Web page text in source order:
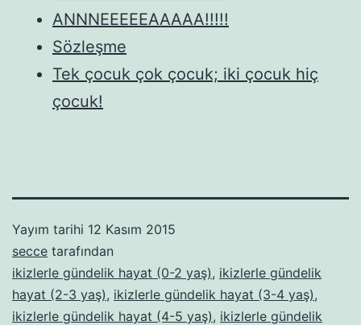
ANNNEEEEEAAAAA!!!!!
Sözleşme
Tek çocuk çok çocuk; iki çocuk hiç
çocuk!
Yayım tarihi 12 Kasım 2015
secce tarafından
ikizlerle gündelik hayat (0-2 yaş), ikizlerle gündelik
hayat (2-3 yaş), ikizlerle gündelik hayat (3-4 yaş),
ikizlerle gündelik hayat (4-5 yaş), ikizlerle gündelik